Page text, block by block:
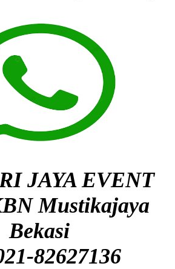
JAYA EVENT
Mustikajaya
Bekasi
82627136